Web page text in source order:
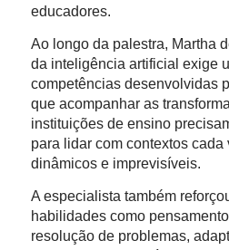
educadores.
Ao longo da palestra, Martha
da inteligência artificial exige
competências desenvolvidas
que acompanhar as
instituições de ensino
para lidar com contextos
dinâmicos e imprevisíveis.
A especialista também
habilidades como
resolução de problemas,